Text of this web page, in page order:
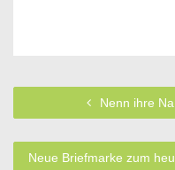
Nenn ihre
Neue Briefmarke zum